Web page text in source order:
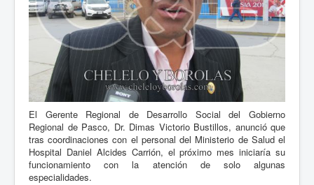
El Gerente Regional de Desarrollo Social del Gobierno
Regional de Pasco, Dr. Dimas Victorio Bustillos, anunció que
tras coordinaciones con el personal del Ministerio de Salud el
Hospital Daniel Alcides Carrión, el próximo mes iniciaría su
funcionamiento con la atención de solo algunas
especialidades.